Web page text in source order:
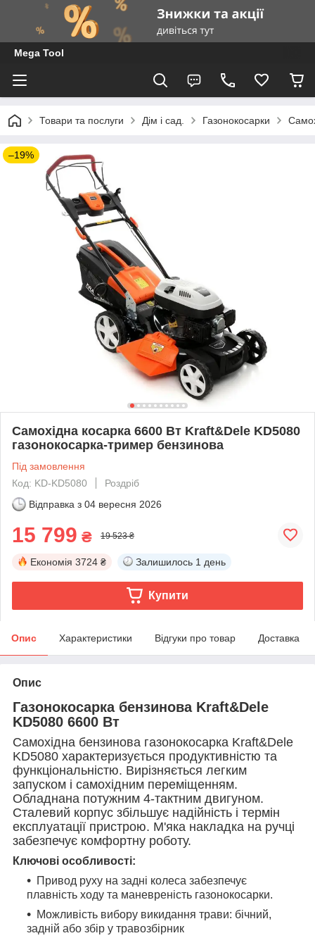
Mega Tool
Товари та послуги Дім і сад. Газонокосарки
–19%
Самохідна косарка 6600 Вт Kraft&Dele KD5080
газонокосарка-тример бензинова
Під замовлення
Код: KD-KD5080
Роздріб
Відправка з 04 вересня 2026
15 799 ₴ 19 523 ₴
Економія 3724 ₴ Залишилось 1 день
Купити
Опис Характеристики Відгуки про товар Доставка
Опис
Газонокосарка бензинова Kraft&Dele
KD5080 6600 Вт
Самохідна бензинова газонокосарка Kraft&Dele
KD5080 характеризується продуктивністю та
функціональністю. Вирізняється легким
запуском і самохідним переміщенням.
Обладнана потужним 4-тактним двигуном.
Сталевий корпус збільшує надійність і термін
експлуатації пристрою. М'яка накладка на ручці
забезпечує комфортну роботу.
Ключові особливості:
Привод руху на задні колеса забезпечує
плавність ходу та маневреність газонокосарки.
Можливість вибору викидання трави: бічний,
задній або збір у травозбірник